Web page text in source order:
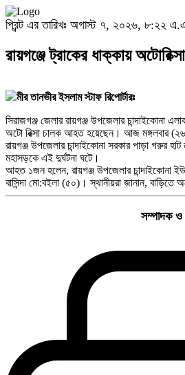
প্রিন্ট এর তারিখঃ অগাস্ট ৭, ২০২৬, ৮:২২
রায়গঞ্জে ট্রাকের ধাক্কায়
মীর তানভীর ইসলাম স্টাফ রিপোর্টারঃ
সিরাজগঞ্জ জেলার রায়গঞ্জ উপজেলার চান্দাইকোনা
অটো রিক্সা চালক আহত হয়েছেন। আজ মঙ্গলবার (২৬
রায়গঞ্জ উপজেলার চান্দাইকোনা সরকার পাড়া গরুর
মহাসড়কে এই দুর্ঘটনা ঘটে।
আহত ১জন হলেন, রায়গঞ্জ উপজেলার চান্দাইকোনা
বাসিন্দা মো:বইলা (৫০)। স্থানীয়রা জানান, বাড়িতে
সম্পাদক